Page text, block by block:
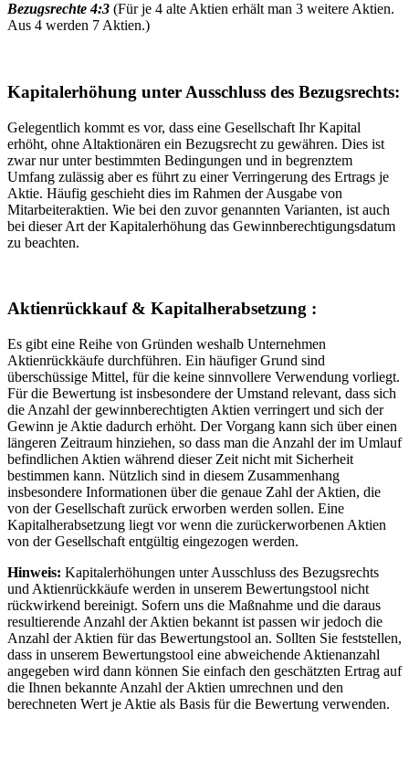
Bezugsrechte 4:3 (Für je 4 alte Aktien erhält man 3 weitere Aktien.
Aus 4 werden 7 Aktien.)
Kapitalerhöhung unter Ausschluss des Bezugsrechts:
Gelegentlich kommt es vor, dass eine Gesellschaft Ihr Kapital
erhöht, ohne Altaktionären ein Bezugsrecht zu gewähren. Dies ist
zwar nur unter bestimmten Bedingungen und in begrenztem
Umfang zulässig aber es führt zu einer Verringerung des Ertrags je
Aktie. Häufig geschieht dies im Rahmen der Ausgabe von
Mitarbeiteraktien. Wie bei den zuvor genannten Varianten, ist auch
bei dieser Art der Kapitalerhöhung das Gewinnberechtigungsdatum
zu beachten.
Aktienrückkauf & Kapitalherabsetzung :
Es gibt eine Reihe von Gründen weshalb Unternehmen
Aktienrückkäufe durchführen. Ein häufiger Grund sind
überschüssige Mittel, für die keine sinnvollere Verwendung vorliegt.
Für die Bewertung ist insbesondere der Umstand relevant, dass sich
die Anzahl der gewinnberechtigten Aktien verringert und sich der
Gewinn je Aktie dadurch erhöht. Der Vorgang kann sich über einen
längeren Zeitraum hinziehen, so dass man die Anzahl der im Umlauf
befindlichen Aktien während dieser Zeit nicht mit Sicherheit
bestimmen kann. Nützlich sind in diesem Zusammenhang
insbesondere Informationen über die genaue Zahl der Aktien, die
von der Gesellschaft zurück erworben werden sollen. Eine
Kapitalherabsetzung liegt vor wenn die zurückerworbenen Aktien
von der Gesellschaft entgültig eingezogen werden.
Hinweis: Kapitalerhöhungen unter Ausschluss des Bezugsrechts
und Aktienrückkäufe werden in unserem Bewertungstool nicht
rückwirkend bereinigt. Sofern uns die Maßnahme und die daraus
resultierende Anzahl der Aktien bekannt ist passen wir jedoch die
Anzahl der Aktien für das Bewertungstool an. Sollten Sie feststellen,
dass in unserem Bewertungstool eine abweichende Aktienanzahl
angegeben wird dann können Sie einfach den geschätzten Ertrag auf
die Ihnen bekannte Anzahl der Aktien umrechnen und den
berechneten Wert je Aktie als Basis für die Bewertung verwenden.